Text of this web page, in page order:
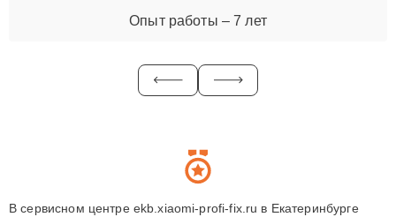
Опыт работы – 7 лет
В сервисном центре ekb.xiaomi-profi-fix.ru в Екатеринбурге